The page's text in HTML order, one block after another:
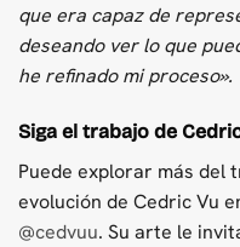
que era capaz de
deseando ver lo que
he refinado mi proceso».
Siga el trabajo de
Puede explorar más del
evolución de Cedric Vu
@cedvuu. Su arte le